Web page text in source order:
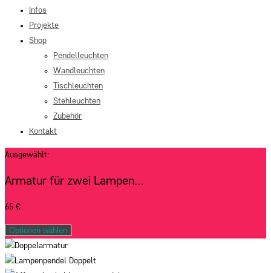
Infos
Projekte
Shop
Pendelleuchten
Wandleuchten
Tischleuchten
Stehleuchten
Zubehör
Kontakt
Ausgewählt:
Armatur für zwei Lampen…
65 €
Optionen wählen